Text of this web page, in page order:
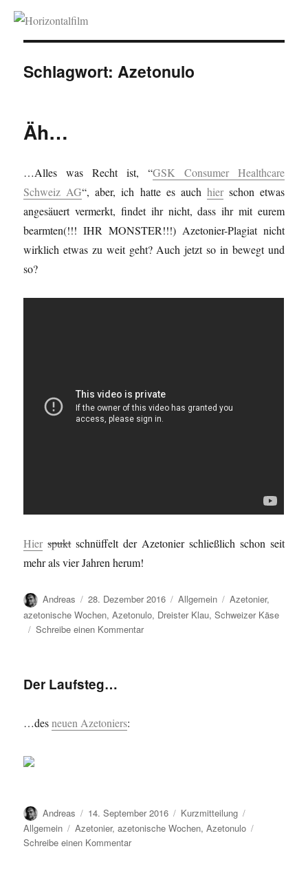
Horizontalfilm
Schlagwort:Azetonulo
Äh…
…Alles was Recht ist, “GSK Consumer Healthcare
Schweiz AG“, aber, ich hatte es auch hierschon etwas
angesäuert vermerkt, findet ihr nicht, dass ihr mit eurem
bearmten(!!! IHR MONSTER!!!) Azetonier-Plagiat nicht
wirklich etwas zu weit geht? Auch jetzt so in bewegt und
so?
Hier spuktschnüffelt der Azetonier schließlich schon seit
mehr als vier Jahren herum!
Autor
Andreas
Veröffentlicht
am
28. Dezember 2016 Kategorien
Allgemein Schlagwörter
Azetonier,
azetonische Wochen,Azetonulo, Dreister Klau,Schweizer Käse
Schreibe einen Kommentarzu
Der Laufsteg…
…desneuen Azetoniers:
Autor
Andreas
Veröffentlicht
am
14. September 2016 Format
Kurzmitteilung
Allgemein
Schlagwörter
Azetonier,azetonische Wochen,Azetonulo
Schreibe einen Kommentarzu